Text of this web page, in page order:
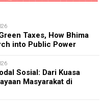
Taxes, How Bhima
into Public Power
Sosial: Dari Kuasa
Masyarakat di